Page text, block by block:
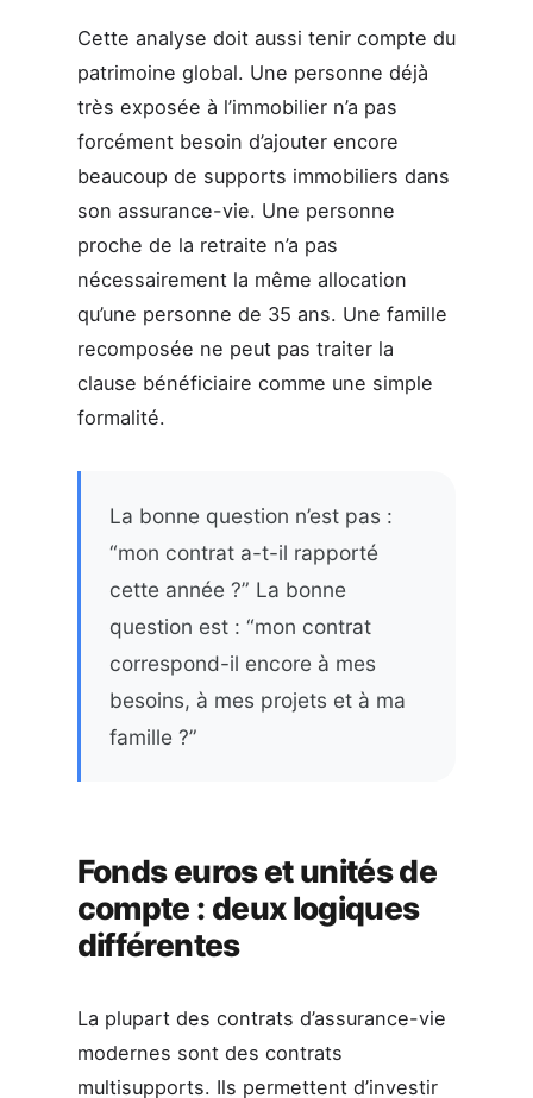
Cette analyse doit aussi tenir compte du
patrimoine global. Une personne déjà
très exposée à l’immobilier n’a pas
forcément besoin d’ajouter encore
beaucoup de supports immobiliers dans
son assurance-vie. Une personne
proche de la retraite n’a pas
nécessairement la même allocation
qu’une personne de 35 ans. Une famille
recomposée ne peut pas traiter la
clause bénéficiaire comme une simple
formalité.
La bonne question n’est pas :
“mon contrat a-t-il rapporté
cette année ?” La bonne
question est : “mon contrat
correspond-il encore à mes
besoins, à mes projets et à ma
famille ?”
Fonds euros et unités de
compte : deux logiques
différentes
La plupart des contrats d’assurance-vie
modernes sont des contrats
multisupports. Ils permettent d’investir